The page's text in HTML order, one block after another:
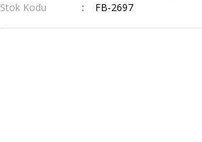
Stok Kodu
FB-2697